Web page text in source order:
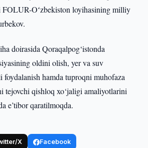
Oʻzbekiston loyihasining milliy
doirasida Qoraqalpog‘istonda
oldini olish, yer va suv
foydalanish hamda tuproqni muhofaza
tejovchi qishloq xo‘jaligi amaliyotlarini
e’tibor qaratilmoqda.
X Facebook